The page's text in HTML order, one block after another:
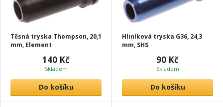
Těsná tryska Thompson, 20,1
mm, Element
140 Kč
Skladem
Do košíku
Hliníková tryska G36, 24,3
mm, SHS
90 Kč
Skladem
Do košíku